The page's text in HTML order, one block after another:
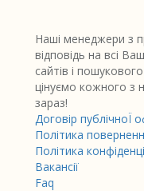
Наші менеджери з
відповідь на всі
сайтів і
цінуємо кожного з
зараз!
Договір публічноЇ
Політика
Політика
Вакансії
Faq